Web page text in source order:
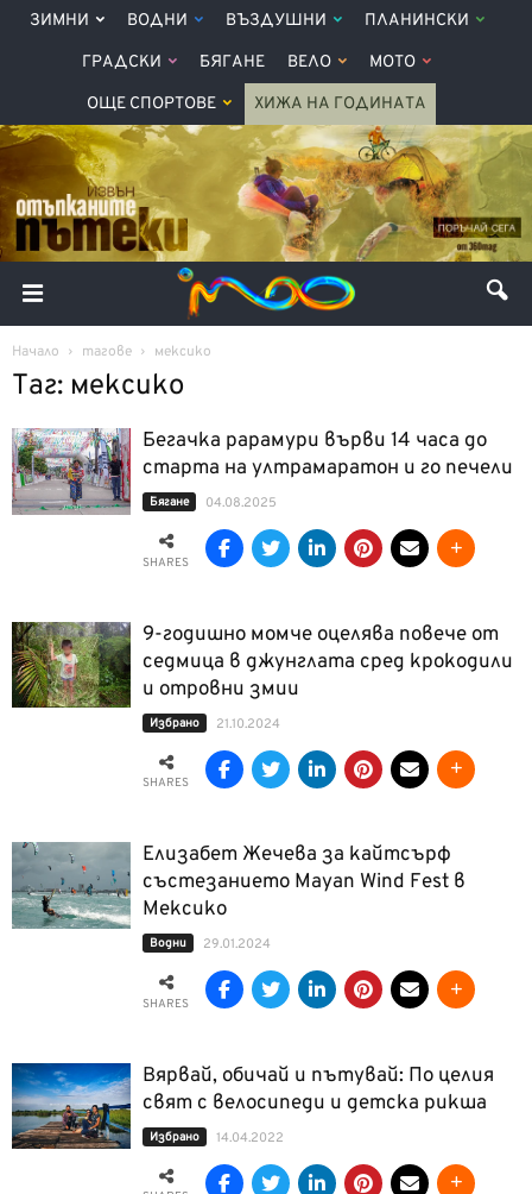
ЗИМНИ ВОДНИ ВЪЗДУШНИ ПЛАНИНСКИ
ГРАДСКИ БЯГАНЕ ВЕЛО МОТО
ОЩЕ СПОРТОВЕ ХИЖА НА ГОДИНАТА
Начало тагове мексико
Таг: мексико
Бегачка рарамури върви 14 часа до
старта на ултрамаратон и го печели
Бягане 04.08.2025
SHARES
9-годишно момче оцелява повече от
седмица в джунглата сред крокодили
и отровни змии
Избрано 21.10.2024
SHARES
Елизабет Жечева за кайтсърф
състезанието Mayan Wind Fest в
Мексико
Водни 29.01.2024
SHARES
Вярвай, обичай и пътувай: По целия
свят с велосипеди и детска рикша
Избрано 14.04.2022